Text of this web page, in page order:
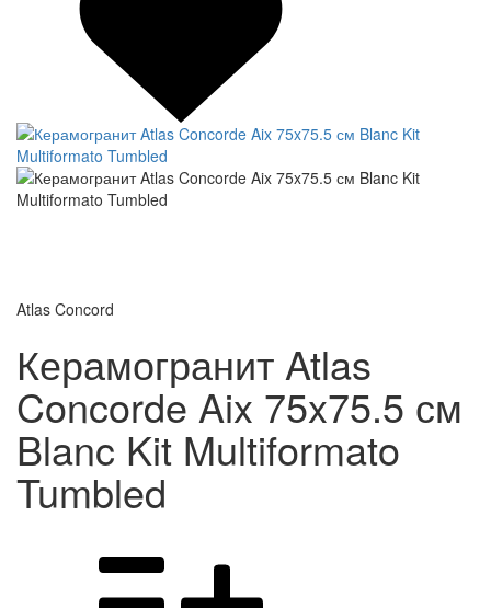
Atlas Concord
Керамогранит Atlas
Concorde Aix 75x75.5 см
Blanc Kit Multiformato
Tumbled